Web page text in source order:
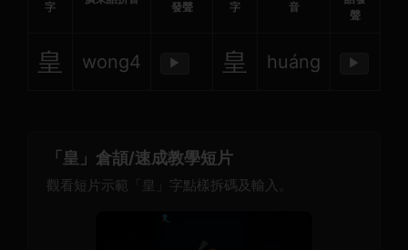
字
發聲
字
音
聲
皇 wong4 ▶ 皇 huáng ▶
「皇」倉頡/速成教學短片
觀看短片示範「皇」字點樣拆碼及輸入。